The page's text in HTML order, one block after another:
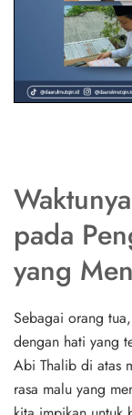
pada
yang
Sebagai orang
dengan hati yang
Abi Thalib di atas
rasa malu yang